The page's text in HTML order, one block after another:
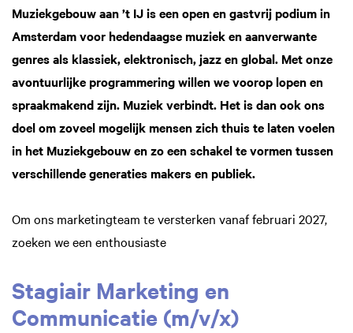
Muziekgebouw aan ’t IJ is een open en gastvrij podium in
Amsterdam voor hedendaagse muziek en aanverwante
genres als klassiek, elektronisch, jazz en global. Met onze
avontuurlijke programmering willen we voorop lopen en
spraakmakend zijn. Muziek verbindt. Het is dan ook ons
doel om zoveel mogelijk mensen zich thuis te laten voelen
in het Muziekgebouw en zo een schakel te vormen tussen
verschillende generaties makers en publiek.
Om ons marketingteam te versterken vanaf februari 2027,
zoeken we een enthousiaste
Stagiair Marketing en
Communicatie (m/v/x)